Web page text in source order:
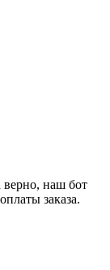
верно, наш бот
заказа.